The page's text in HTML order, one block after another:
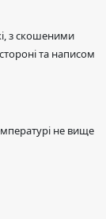
з скошеними
та написом
не вище